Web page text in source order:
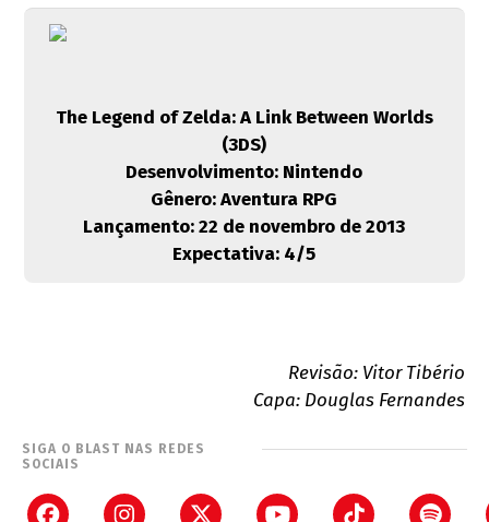
The Legend of Zelda: A Link Between Worlds
(3DS)
Desenvolvimento: Nintendo
Gênero:Aventura RPG
Lançamento:22 de novembro de 2013
Expectativa: 4/5
Revisão: Vitor Tibério
Capa: Douglas Fernandes
SIGA O BLAST NAS REDES
SOCIAIS